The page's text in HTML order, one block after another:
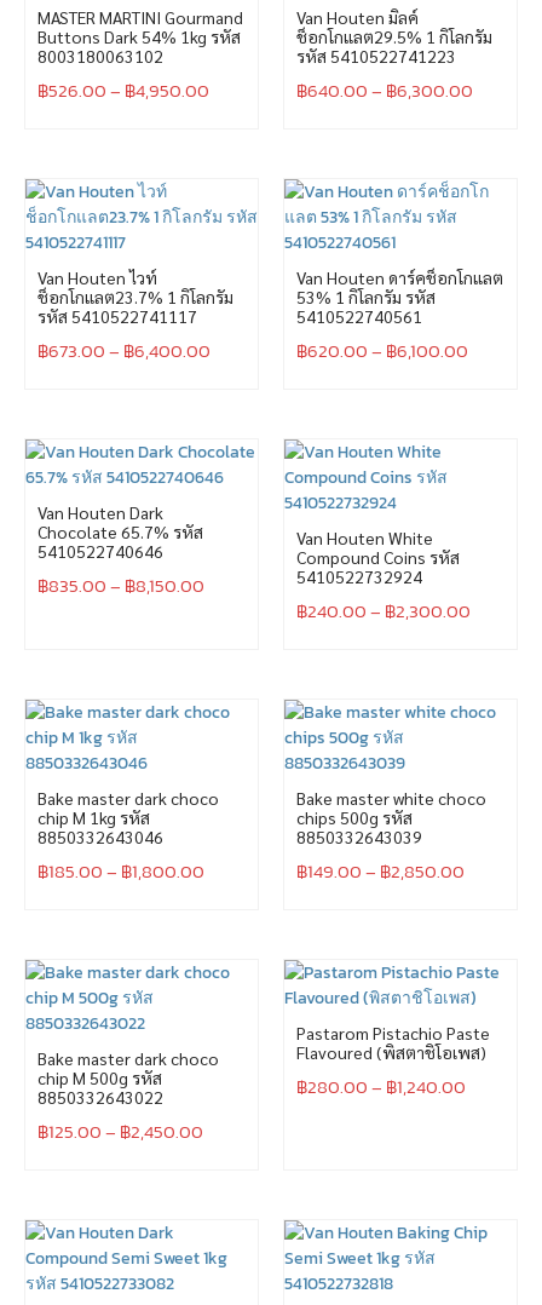
MASTER MARTINI Gourmand
Buttons Dark 54% 1kg รหัส
8003180063102
฿526.00– ฿4,950.00
Van Houten มิลค์
ช็อกโกแลต29.5% 1 กิโลกรัม
รหัส 5410522741223
฿640.00– ฿6,300.00
Van Houten ไวท์
ช็อกโกแลต23.7% 1 กิโลกรัม
รหัส 5410522741117
฿673.00– ฿6,400.00
Van Houten ดาร์คช็อกโกแลต
53% 1 กิโลกรัม รหัส
5410522740561
฿620.00– ฿6,100.00
Van Houten Dark
Chocolate 65.7% รหัส
5410522740646
฿835.00– ฿8,150.00
Van Houten White
Compound Coins รหัส
5410522732924
฿240.00– ฿2,300.00
Bake master dark choco
chip M 1kg รหัส
8850332643046
฿185.00– ฿1,800.00
Bake master white choco
chips 500g รหัส
8850332643039
฿149.00– ฿2,850.00
Bake master dark choco
chip M 500g รหัส
8850332643022
฿125.00– ฿2,450.00
Pastarom Pistachio Paste
Flavoured (พิสตาชิโอเพส)
฿280.00– ฿1,240.00